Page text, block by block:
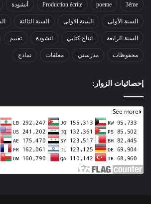
3éme
poeme
Production écrite أنشودة
السنة الأولى السنة الاولى السنة الثالثة
السنة الرابعة انتاج كتابي انشودة تقييم
محفوظات مدرستي معلقات نماذج
إحصائيات الزوار: